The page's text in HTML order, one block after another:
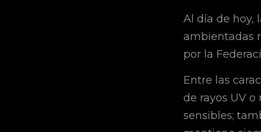
Al día de hoy,
ambientadas
por la
Entre las
de rayos UV
sensibles;